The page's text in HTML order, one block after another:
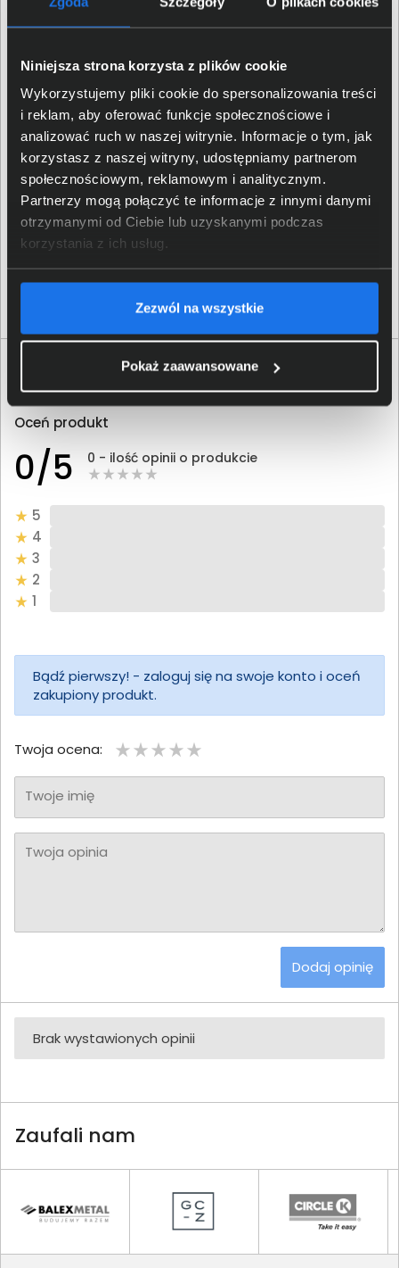
Niniejsza strona korzysta z plików cookie
Wykorzystujemy pliki cookie do spersonalizowania treści
i reklam, aby oferować funkcje społecznościowe i
analizować ruch w naszej witrynie. Informacje o tym, jak
korzystasz z naszej witryny, udostępniamy partnerom
społecznościowym, reklamowym i analitycznym.
Partnerzy mogą połączyć te informacje z innymi danymi
otrzymanymi od Ciebie lub uzyskanymi podczas
korzystania z ich usług.
Zezwól na wszystkie
Pokaż zaawansowane
L5750DW
Szczegóły dotyczące zgodności produktu z
przepisami
Dane producenta
Brother Industries Ltd; 15-1
Naeshiro-cho, Mizuho-ku,
Nagoya, 467-8561, Japan
Osoba odpowiedzialna za
Brother International
(Nederland) B.V.; Zanderij 25,
4820,
Opinie o produkcie
Oceń produkt
0/5 0 - ilość opinii o produkcie
5
4
3
2
1
Bądź pierwszy! - zaloguj się na swoje konto i oceń
zakupiony produkt.
Twoja ocena:
Twoje imię
Twoja opinia
Dodaj opinię
Brak wystawionych opinii
Zaufali nam